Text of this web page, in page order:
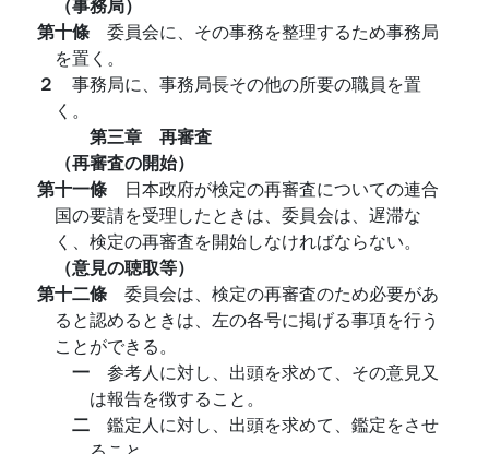
第十條 委員会に、その事務を整理するため事務局
を置く。
２ 事務局に、事務局長その他の所要の職員を置
く。
第三章 再審査
（再審査の開始）
第十一條 日本政府が検定の再審査についての連合
国の要請を受理したときは、委員会は、遅滞な
く、検定の再審査を開始しなければならない。
（意見の聴取等）
第十二條 委員会は、検定の再審査のため必要があ
ると認めるときは、左の各号に掲げる事項を行う
ことができる。
一 参考人に対し、出頭を求めて、その意見又
は報告を徴すること。
二 鑑定人に対し、出頭を求めて、鑑定をさせ